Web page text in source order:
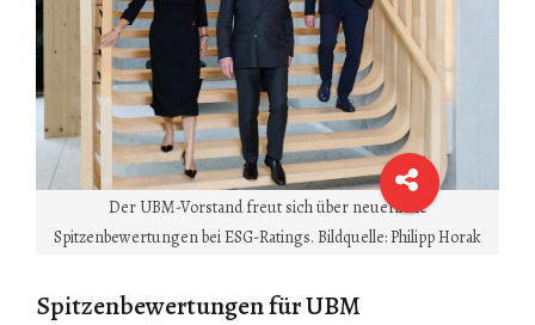
Der UBM-Vorstand freut sich über neuerliche
Spitzenbewertungen bei ESG-Ratings. Bildquelle: Philipp Horak
Spitzenbewertungen für UBM